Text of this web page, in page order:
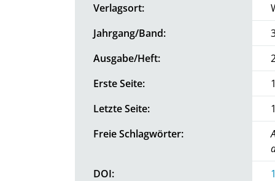
Verlagsort:
Jahrgang/Band:
Ausgabe/Heft:
Erste Seite:
Letzte Seite:
Freie Schlagwörter:
DOI: